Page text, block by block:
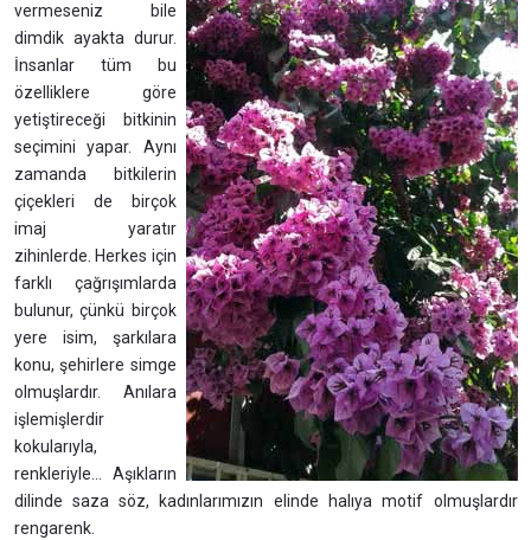
vermeseniz bile
dimdik ayakta durur.
İnsanlar tüm bu
özelliklere göre
yetiştireceği bitkinin
seçimini yapar. Aynı
zamanda bitkilerin
çiçekleri de birçok
imaj yaratır
zihinlerde. Herkes için
farklı çağrışımlarda
bulunur, çünkü birçok
yere isim, şarkılara
konu, şehirlere simge
olmuşlardır. Anılara
işlemişlerdir
kokularıyla,
renkleriyle... Aşıkların
dilinde saza söz, kadınlarımızın elinde halıya motif olmuşlardır
rengarenk.